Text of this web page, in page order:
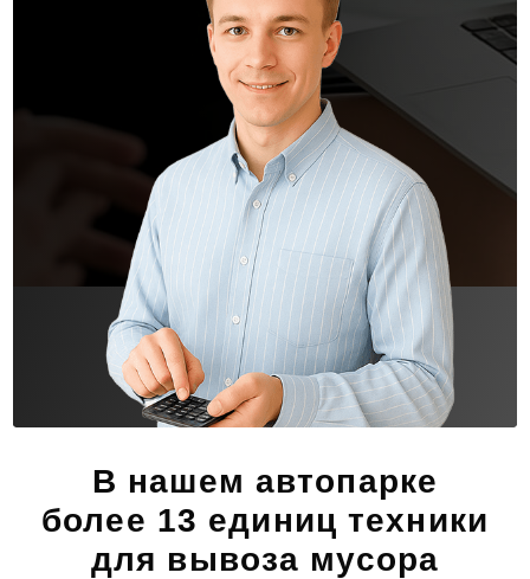
В нашем автопарке
более 13 единиц техники
для вывоза мусора